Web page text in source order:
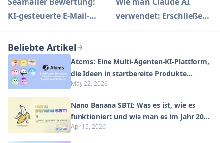
KI-gesteuerte E-Mail-
verwendet: Erschließen
Beliebte Artikel
Atoms: Eine Multi-Agenten-KI-Plattform,
die Ideen in startbereite Produkte
verwandelt
May 22, 2026
Nano Banana SBTI: Was es ist, wie es
funktioniert und wie man es im Jahr 2026
einsetzt
Apr 15, 2026